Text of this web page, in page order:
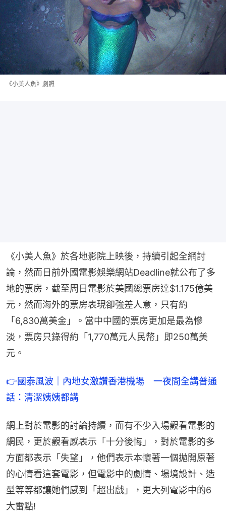
《小美人魚》劇照
《小美人魚》於各地影院上映後，持續引起全網討
論，然而日前外國電影娛樂網站Deadline就公布了多
地的票房，截至周日電影於美國總票房達$1.175億美
元，然而海外的票房表現卻強差人意，只有約
「6,830萬美金」。當中中國的票房更加是最為慘
淡，票房只錄得約「1,770萬元人民幣」即250萬美
元。
👉國泰風波｜內地女激讚香港機場　一夜間全講普通
話：清潔姨姨都講
網上對於電影的討論持續，而有不少入場觀看電影的
網民，更於觀看感表示「十分後悔」，對於電影的多
方面都表示「失望」，他們表示本懷著一個拋開原著
的心情看這套電影，但電影中的劇情、場境設計、造
型等等都讓她們感到「超出戲」，更大列電影中的6
大雷點!